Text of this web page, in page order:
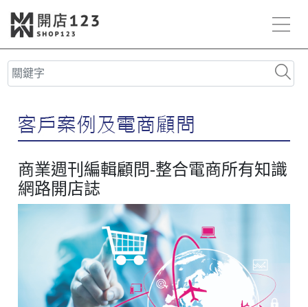
商業週刊編輯顧問-整合電商所有知識
網路開店誌